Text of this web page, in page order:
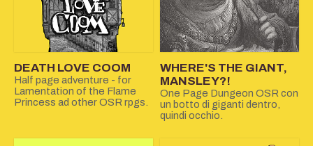
DEATH LOVE COOM
Half page adventure - for
Lamentation of the Flame
Princess ad other OSR rpgs.
WHERE'S THE GIANT,
MANSLEY?!
One Page Dungeon OSR con
un botto di giganti dentro,
quindi occhio.